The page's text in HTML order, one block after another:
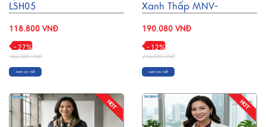
LSH05
118.800 VNĐ
- 27%
162.000 VNĐ
Xem chi tiết
Xanh Thấp MNV-
190.080 VNĐ
- 12%
216.000 VNĐ
Xem chi tiết